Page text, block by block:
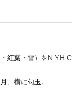
・ 紅葉 ・ 雪）を
月 、横に勾玉。